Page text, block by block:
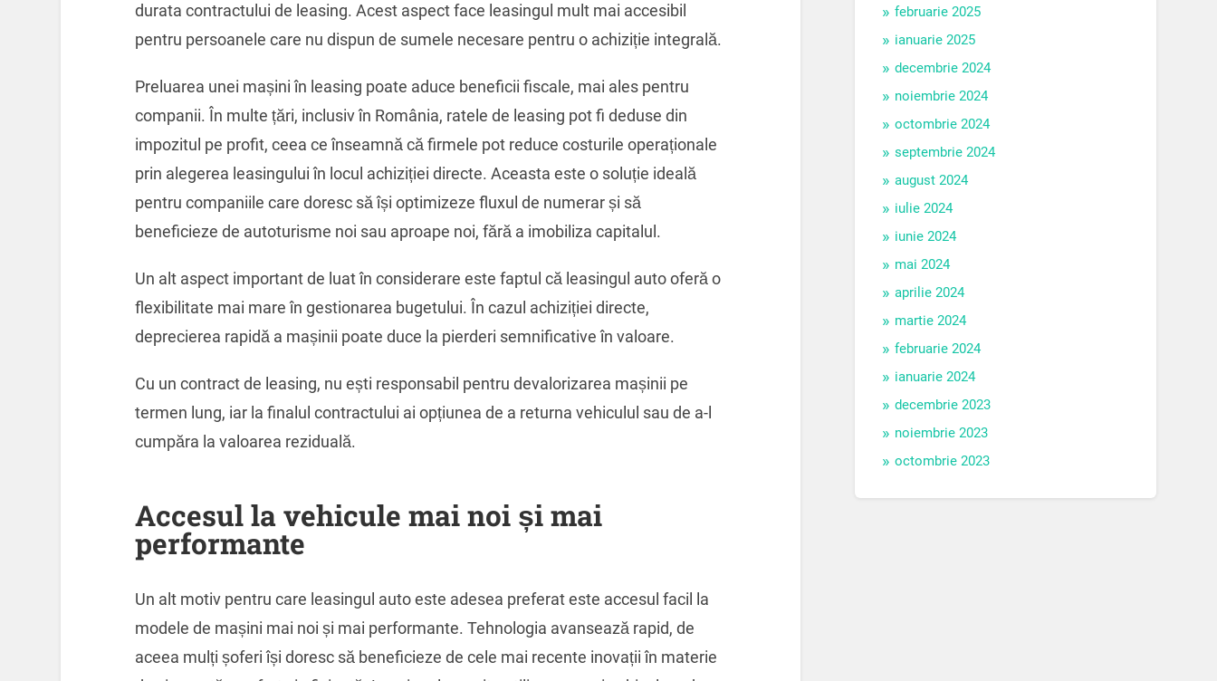
durata contractului de leasing. Acest aspect face leasingul mult mai accesibil
pentru persoanele care nu dispun de sumele necesare pentru o achiziție integrală.
Preluarea unei mașini în leasing poate aduce beneficii fiscale, mai ales pentru
companii. În multe țări, inclusiv în România, ratele de leasing pot fi deduse din
impozitul pe profit, ceea ce înseamnă că firmele pot reduce costurile operaționale
prin alegerea leasingului în locul achiziției directe. Aceasta este o soluție ideală
pentru companiile care doresc să își optimizeze fluxul de numerar și să
beneficieze de autoturisme noi sau aproape noi, fără a imobiliza capitalul.
Un alt aspect important de luat în considerare este faptul că leasingul auto oferă o
flexibilitate mai mare în gestionarea bugetului. În cazul achiziției directe,
deprecierea rapidă a mașinii poate duce la pierderi semnificative în valoare.
Cu un contract de leasing, nu ești responsabil pentru devalorizarea mașinii pe
termen lung, iar la finalul contractului ai opțiunea de a returna vehiculul sau de a-l
cumpăra la valoarea reziduală.
Accesul la vehicule mai noi și mai
performante
Un alt motiv pentru care leasingul auto este adesea preferat este accesul facil la
modele de mașini mai noi și mai performante. Tehnologia avansează rapid, de
aceea mulți șoferi își doresc să beneficieze de cele mai recente inovații în materie
februarie 2025
ianuarie 2025
decembrie 2024
noiembrie 2024
octombrie 2024
septembrie 2024
august 2024
iulie 2024
iunie 2024
mai 2024
aprilie 2024
martie 2024
februarie 2024
ianuarie 2024
decembrie 2023
noiembrie 2023
octombrie 2023